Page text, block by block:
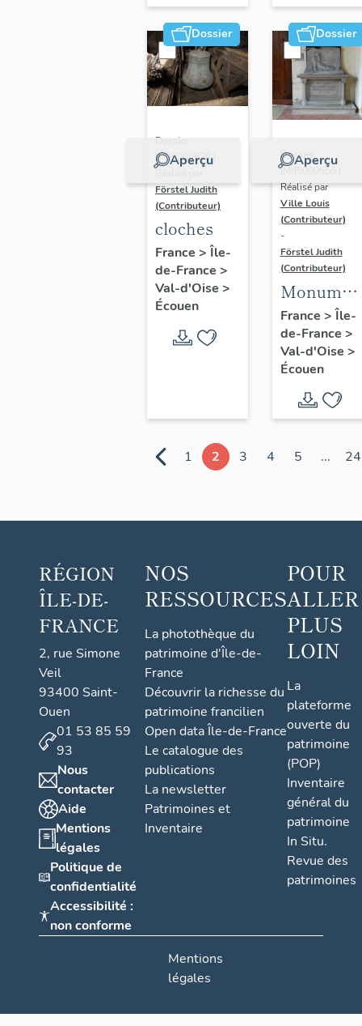
Dossier
Aperçu
Dossier
IM95000570 |
Förstel Judith
(Contributeur)
cloches
France > Île-
de-France >
Val-d'Oise >
Écouen
Dossier
Aperçu
Dossier
IM95000556 |
Réalisé par
Ville Louis
(Contributeur)
-
Förstel Judith
(Contributeur)
aux morts
France > Île-
de-France >
Val-d'Oise >
Écouen
1 2 3 4 5 ... 24
RÉGION
ÎLE-DE-
FRANCE
2, rue Simone
Veil
93400 Saint-
Ouen
01 53 85 59
93
Nous
contacter
Aide
Mentions
légales
Politique de
confidentialité
Accessibilité :
non conforme
NOS
RESSOURCES
La photothèque du
patrimoine d'Île-de-
France
Découvrir la richesse du
patrimoine francilien
Open data Île-de-France
Le catalogue des
publications
La newsletter
Patrimoines et
Inventaire
POUR
ALLER
PLUS
LOIN
La
plateforme
ouverte du
patrimoine
(POP)
Inventaire
général du
patrimoine
In Situ.
Revue des
patrimoines
Mentions
légales